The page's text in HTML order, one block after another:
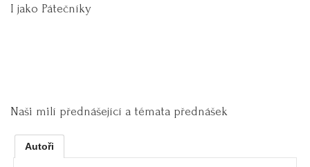
I jako Pátečníky
Naši milí přednášející a témata přednášek
Autoři